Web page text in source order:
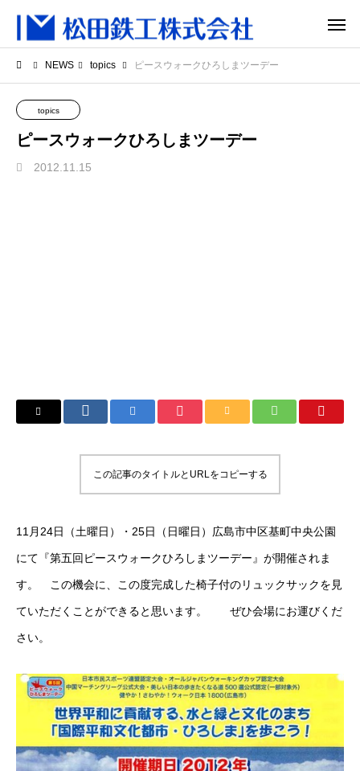
NEWS topics ピースウォークひろしまツーデー
topics
ピースウォークひろしまツーデー
2012.11.15
この記事のタイトルとURLをコピーする
11月24日（土曜日）・25日（日曜日）広島市中区基町中央公園
にて『第五回ピースウォークひろしまツーデー』が開催されま
す。 この機会に、この度完成した椅子付のリュックサックを見
ていただくことができると思います。 ぜひ会場にお運びくだ
さい。